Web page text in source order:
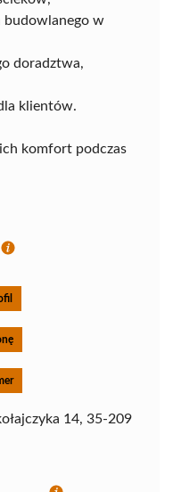
budowlanego w
doradztwa,
klientów.
komfort podczas
14, 35-209